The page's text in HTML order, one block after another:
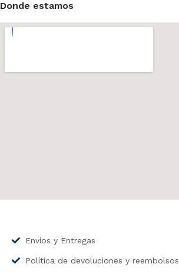
Donde estamos
Envíos y Entregas
Política de devoluciones y reembolsos